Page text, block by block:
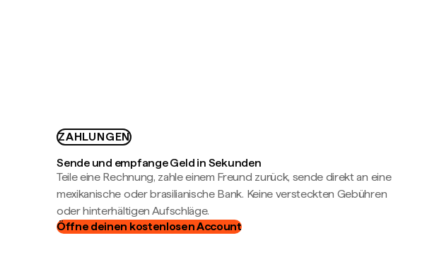
ZAHLUNGEN
Sende und empfange Geld in Sekunden
Teile eine Rechnung, zahle einem Freund zurück, sende direkt an eine
mexikanische oder brasilianische Bank. Keine versteckten Gebühren
oder hinterhältigen Aufschläge.
Öffne deinen kostenlosen Account